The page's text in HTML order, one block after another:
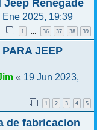
Renegade
Ene 2025, 19:39
1 … 36 37 38 39
JEEP
« 19 Jun 2023,
1 2 3 4 5
de fabricacion